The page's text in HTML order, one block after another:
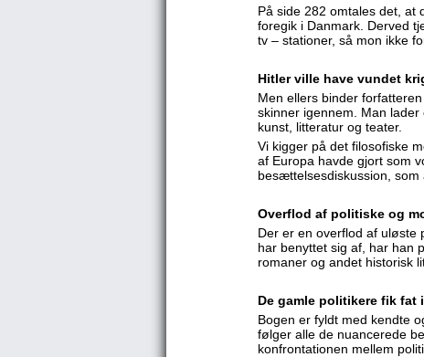
På side 282 omtales det, at
foregik i Danmark. Derved
tv – stationer, så mon ikke
Hitler ville have vundet
Men ellers binder
skinner igennem. Man lader
kunst, litteratur og teater.
Vi kigger på det filosofiske
af Europa havde gjort som
besættelsesdiskussion, som
Overflod af politiske og
Der er en overflod af uløste
har benyttet sig af, har han
romaner og andet historisk
De gamle politikere fik fat
Bogen er fyldt med kendte
følger alle de nuancerede
konfrontationen mellem